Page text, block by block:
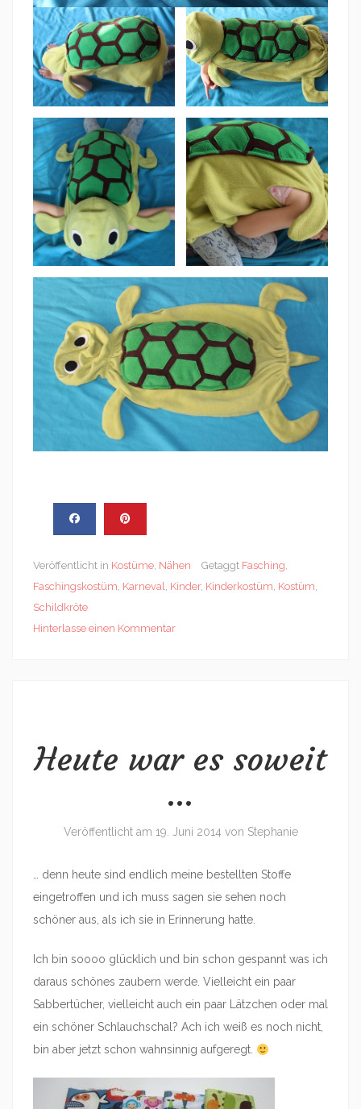
Veröffentlicht in Kostüme, Nähen Getaggt Fasching,
Faschingskostüm, Karneval, Kinder, Kinderkostüm, Kostüm,
Schildkröte
Hinterlasse einen Kommentar
Heute war es soweit
…
Veröffentlicht am 19. Juni 2014 von Stephanie
… denn heute sind endlich meine bestellten Stoffe
eingetroffen und ich muss sagen sie sehen noch
schöner aus, als ich sie in Erinnerung hatte.
Ich bin soooo glücklich und bin schon gespannt was ich
daraus schönes zaubern werde. Vielleicht ein paar
Sabbertücher, vielleicht auch ein paar Lätzchen oder mal
ein schöner Schlauchschal? Ach ich weiß es noch nicht,
bin aber jetzt schon wahnsinnig aufgeregt.